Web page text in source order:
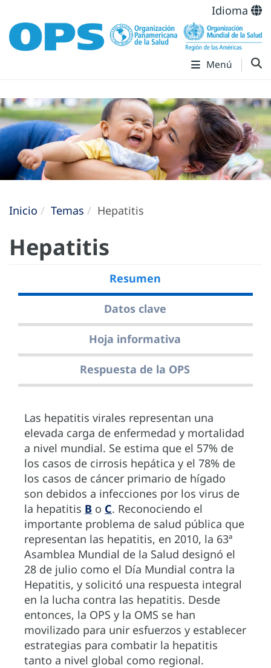
Idioma
Menú
Inicio Temas Hepatitis
Hepatitis
Resumen
Datos clave
Hoja informativa
Respuesta de la OPS
Las hepatitis virales representan una
elevada carga de enfermedad y mortalidad
a nivel mundial. Se estima que el 57% de
los casos de cirrosis hepática y el 78% de
los casos de cáncer primario de hígado
son debidos a infecciones por los virus de
la hepatitis B o C. Reconociendo el
importante problema de salud pública que
representan las hepatitis, en 2010, la 63ª
Asamblea Mundial de la Salud designó el
28 de julio como el Día Mundial contra la
Hepatitis, y solicitó una respuesta integral
en la lucha contra las hepatitis. Desde
entonces, la OPS y la OMS se han
movilizado para unir esfuerzos y establecer
estrategias para combatir la hepatitis
tanto a nivel global como regional.